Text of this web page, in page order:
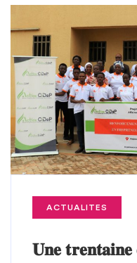
ACTUALITES
𝐔𝐧𝐞 𝐭𝐫𝐞𝐧𝐭𝐚𝐢𝐧𝐞